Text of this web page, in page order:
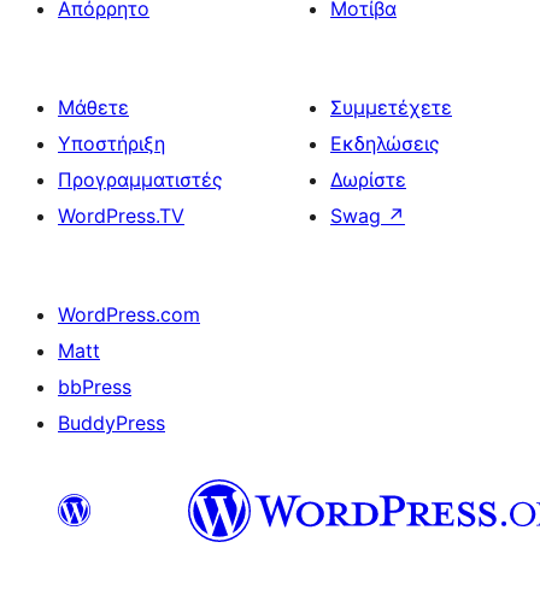
Απόρρητο
Μοτίβα
Μάθετε
Υποστήριξη
Προγραμματιστές
WordPress.TV
Συμμετέχετε
Εκδηλώσεις
Δωρίστε
Swag ↗
WordPress.com
Matt
bbPress
BuddyPress